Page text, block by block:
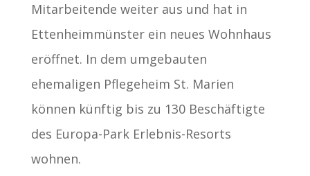
Mitarbeitende weiter aus und hat in
Ettenheimmünster ein neues Wohnhaus
eröffnet. In dem umgebauten
ehemaligen Pflegeheim St. Marien
können künftig bis zu 130 Beschäftigte
des Europa-Park Erlebnis-Resorts
wohnen.